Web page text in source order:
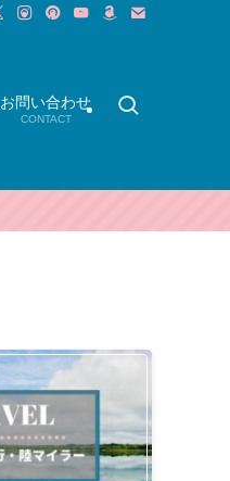
お問い合わせ
CONTACT